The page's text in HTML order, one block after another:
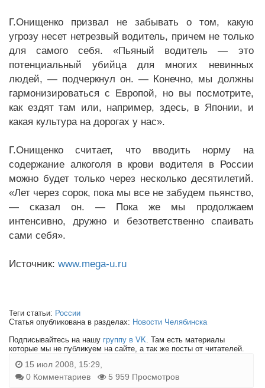
Г.Онищенко призвал не забывать о том, какую
угрозу несет нетрезвый водитель, причем не только
для самого себя. «Пьяный водитель — это
потенциальный убийца для многих невинных
людей, — подчеркнул он. — Конечно, мы должны
гармонизироваться с Европой, но вы посмотрите,
как ездят там или, например, здесь, в Японии, и
какая культура на дорогах у нас».
Г.Онищенко считает, что вводить норму на
содержание алкоголя в крови водителя в России
можно будет только через несколько десятилетий.
«Лет через сорок, пока мы все не забудем пьянство,
— сказал он. — Пока же мы продолжаем
интенсивно, дружно и безответственно спаивать
сами себя».
Источник: www.mega-u.ru
Теги статьи: России
Статья опубликована в разделах: Новости Челябинска
Подписывайтесь на нашу группу в VK. Там есть материалы
которые мы не публикуем на сайте, а так же посты от читателей.
15 июл 2008, 15:29,
0 Комментариев
5 959 Просмотров